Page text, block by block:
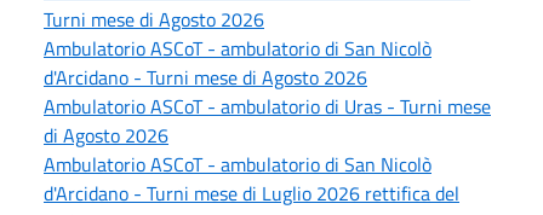
Turni mese di Agosto 2026
Ambulatorio ASCoT - ambulatorio di San Nicolò
d'Arcidano - Turni mese di Agosto 2026
Ambulatorio ASCoT - ambulatorio di Uras - Turni mese
di Agosto 2026
Ambulatorio ASCoT - ambulatorio di San Nicolò
d'Arcidano - Turni mese di Luglio 2026 rettifica del